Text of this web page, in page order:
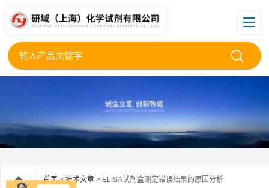
首页>技术文章 > ELISA试剂盒测定错误结果的原因分析